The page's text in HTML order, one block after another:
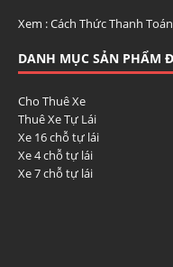
Xem :Cách Thức Thanh
DANH MỤC SẢN PHẨM
Cho Thuê Xe
Thuê Xe Tự Lái
Xe 16 chỗ tự lái
Xe 4 chỗ tự lái
Xe 7 chỗ tự lái